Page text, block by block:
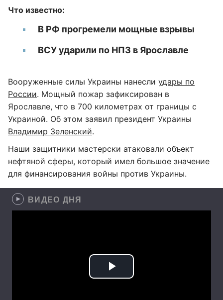
Что известно:
В РФ прогремели мощные взрывы
ВСУ ударили по НПЗ в Ярославле
Вооруженные силы Украины нанесли удары по
России. Мощный пожар зафиксирован в
Ярославле, что в 700 километрах от границы с
Украиной. Об этом заявил президент Украины
Владимир Зеленский.
Наши защитники мастерски атаковали объект
нефтяной сферы, который имел большое значение
для финансирования войны против Украины.
ВИДЕО ДНЯ